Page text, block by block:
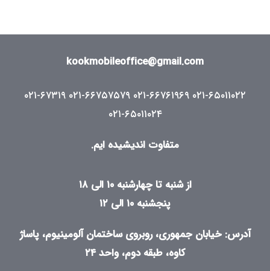
kookmobileoffice@gmail.com
۰۲۱-۶۷۳۱۹ ۰۲۱-۶۶۷۵۷۵۷۹ ۰۲۱-۶۶۷۶۱۹۶۹ ۰۲۱-۶۵۰۱۱۰۲۲
۰۲۱-۶۵۰۱۱۰۲۴
متفاوت اندیشیده ایم.
از شنبه تا چهارشنبه ۱۰ الی ۱۸
پنجشنبه ۱۰ الی ۱۲
آدرس: خیابان جمهوری، روبروی ساختمان آلومینیوم، پاساژ
کاوه، طبقه دوم، واحد ۲۴